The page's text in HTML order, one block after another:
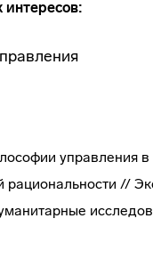
управления в
рациональности //